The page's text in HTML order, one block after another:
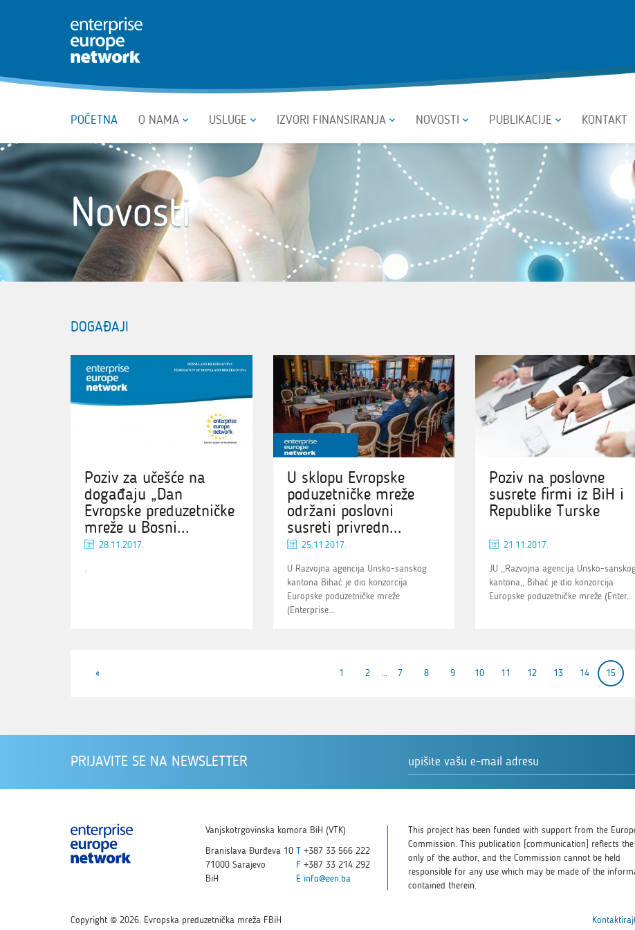
POČETNA O NAMA USLUGE IZVORI FINANSIRANJA NOVOSTI PUBLIKACIJE KONTAKT
Novosti
DOGAĐAJI
Poziv za učešće na
događaju „Dan
Evropske preduzetničke
mreže u Bosni...
28.11.2017.
.
U sklopu Evropske
poduzetničke mreže
održani poslovni
susreti privredn...
25.11.2017.
U Razvojna agencija Unsko-sanskog
kantona Bihać je dio konzorcija
Europske poduzetničke mreže
(Enterprise...
Poziv na poslovne
susrete firmi iz BiH i
Republike Turske
21.11.2017.
JU ,,Razvojna agencija Unsko-
kantona,, Bihać je dio konzorcija
Europske poduzetničke mreže (Enter...
« 1 2 ... 7 8 9 10 11 12 13 14 15
PRIJAVITE SE NA NEWSLETTER
Vanjskotrgovinska komora BiH (VTK)
Branislava Đurđeva 10 T +387 33 566 222
71000 Sarajevo
F +387 33 214 292
BiH
E info@een.ba
This project has been funded with support from the
Commission. This publication [communication] reflects the
only of the author, and the Commission cannot be held
responsible for any use which may be made of the
contained therein.
Copyright © 2026. Evropska preduzetnička mreža FBiH